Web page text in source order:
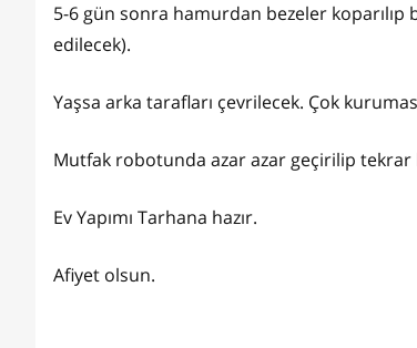
5-6 gün sonra hamurdan bezeler koparılıp
edilecek).
Yaşsa arka tarafları çevrilecek. Çok
Mutfak robotunda azar azar geçirilip
Ev Yapımı Tarhana hazır.
Afiyet olsun.